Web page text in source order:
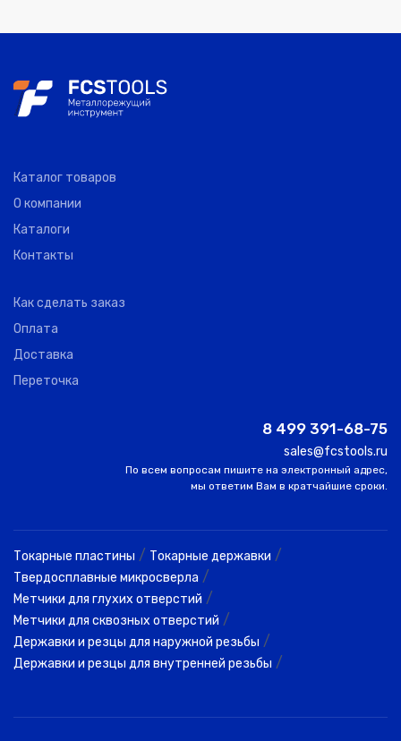
Каталог товаров
О компании
Каталоги
Контакты
Как сделать заказ
Оплата
Доставка
Переточка
8 499 391-68-75
sales@fcstools.ru
По всем вопросам пишите на электронный адрес,
мы ответим Вам в кратчайшие сроки.
Токарные пластины / Токарные державки /
Твердосплавные микросверла /
Метчики для глухих отверстий /
Метчики для сквозных отверстий /
Державки и резцы для наружной резьбы /
Державки и резцы для внутренней резьбы /